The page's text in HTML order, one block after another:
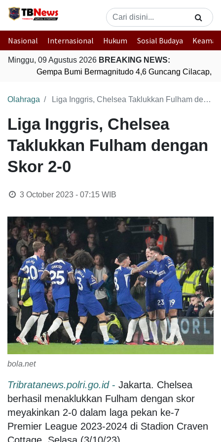
Nasional Internasional Hukum Sosial Budaya
Minggu, 09 Agustus 2026 BREAKING NEWS:
Gempa Bumi Bermagnitudo 4,6 Guncang Cilacap,
Olahraga Liga Inggris, Chelsea Taklukkan Fulham dengan Skor 2-0
Liga Inggris, Chelsea
Taklukkan Fulham dengan
Skor 2-0
3 October 2023 - 07:15WIB
bola.net
Tribratanews.polri.go.id - Jakarta. Chelsea
berhasil menaklukkan Fulham dengan skor
meyakinkan 2-0 dalam laga pekan ke-7
Premier League 2023-2024 di Stadion Craven